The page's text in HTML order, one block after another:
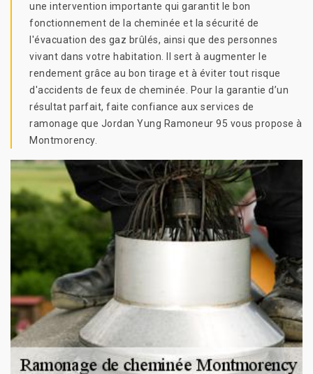
une intervention importante qui garantit le bon
fonctionnement de la cheminée et la sécurité de
l'évacuation des gaz brûlés, ainsi que des personnes
vivant dans votre habitation. Il sert à augmenter le
rendement grâce au bon tirage et à éviter tout risque
d'accidents de feux de cheminée. Pour la garantie d’un
résultat parfait, faite confiance aux services de
ramonage que Jordan Yung Ramoneur 95 vous propose à
Montmorency.